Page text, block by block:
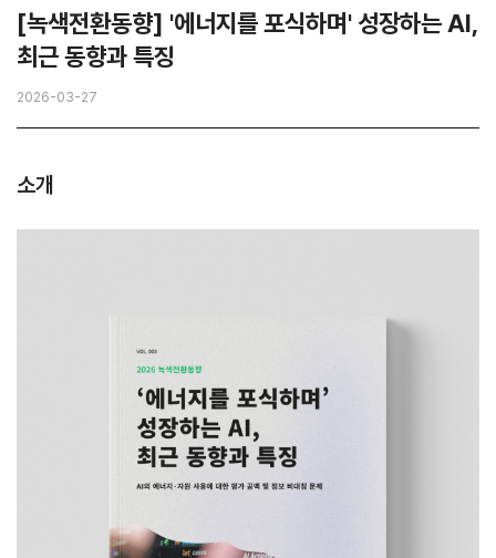
[녹색전환동향] '에너지를 포식하며' 성장하는 AI,
최근 동향과 특징
2026-03-27
소개